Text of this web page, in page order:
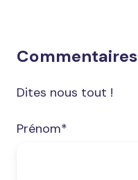
Commentaires
Dites nous tout !
Prénom*